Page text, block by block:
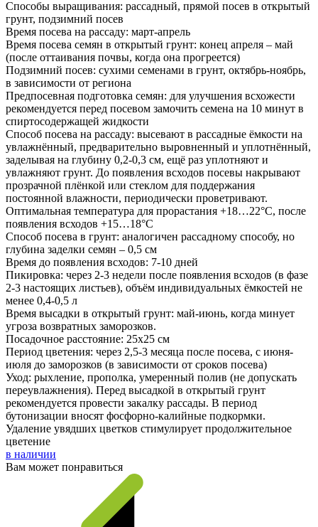
Способы выращивания: рассадный, прямой посев в открытый
грунт, подзимний посев
Время посева на рассаду: март-апрель
Время посева семян в открытый грунт: конец апреля – май
(после оттаивания почвы, когда она прогреется)
Подзимний посев: сухими семенами в грунт, октябрь-ноябрь,
в зависимости от региона
Предпосевная подготовка семян: для улучшения всхожести
рекомендуется перед посевом замочить семена на 10 минут в
спиртосодержащей жидкости
Способ посева на рассаду: высевают в рассадные ёмкости на
увлажнённый, предварительно выровненный и уплотнённый,
заделывая на глубину 0,2-0,3 см, ещё раз уплотняют и
увлажняют грунт. До появления всходов посевы накрывают
прозрачной плёнкой или стеклом для поддержания
постоянной влажности, периодически проветривают.
Оптимальная температура для прорастания +18…22°С, после
появления всходов +15…18°С
Способ посева в грунт: аналогичен рассадному способу, но
глубина заделки семян – 0,5 см
Время до появления всходов: 7-10 дней
Пикировка: через 2-3 недели после появления всходов (в фазе
2-3 настоящих листьев), объём индивидуальных ёмкостей не
менее 0,4-0,5 л
Время высадки в открытый грунт: май-июнь, когда минует
угроза возвратных заморозков.
Посадочное расстояние: 25х25 см
Период цветения: через 2,5-3 месяца после посева, с июня-
июля до заморозков (в зависимости от сроков посева)
Уход: рыхление, прополка, умеренный полив (не допускать
переувлажнения). Перед высадкой в открытый грунт
рекомендуется провести закалку рассады. В период
бутонизации вносят фосфорно-калийные подкормки.
Удаление увядших цветков стимулирует продолжительное
цветение
в наличии
Вам может понравиться